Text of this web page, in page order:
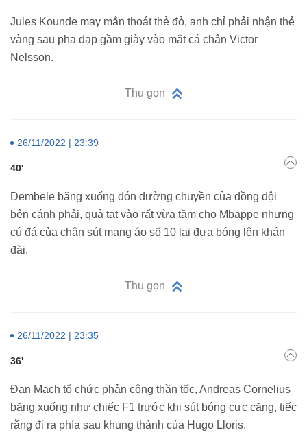
Jules Kounde may mắn thoát thẻ đỏ, anh chỉ phải nhận thẻ
vàng sau pha đạp gầm giày vào mắt cá chân Victor
Nelsson.
Thu gọn
26/11/2022 | 23:39
40'
Dembele băng xuống đón đường chuyền của đồng đội
bên cánh phải, quả tạt vào rất vừa tầm cho Mbappe nhưng
cú đá của chân sút mang áo số 10 lại đưa bóng lên khán
đài.
Thu gọn
26/11/2022 | 23:35
36'
Đan Mạch tổ chức phản công thần tốc, Andreas Cornelius
băng xuống như chiếc F1 trước khi sút bóng cực căng, tiếc
rằng đi ra phía sau khung thành của Hugo Lloris.